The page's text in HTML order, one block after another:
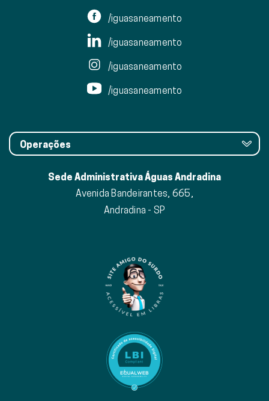
/iguasaneamento
/iguasaneamento
/iguasaneamento
/iguasaneamento
Operações
Sede Administrativa Águas Andradina
Avenida Bandeirantes, 665,
Andradina - SP